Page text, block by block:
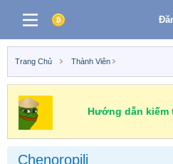
Trang Chủ Thành Viên
Hướng dẫn
Chenoropili